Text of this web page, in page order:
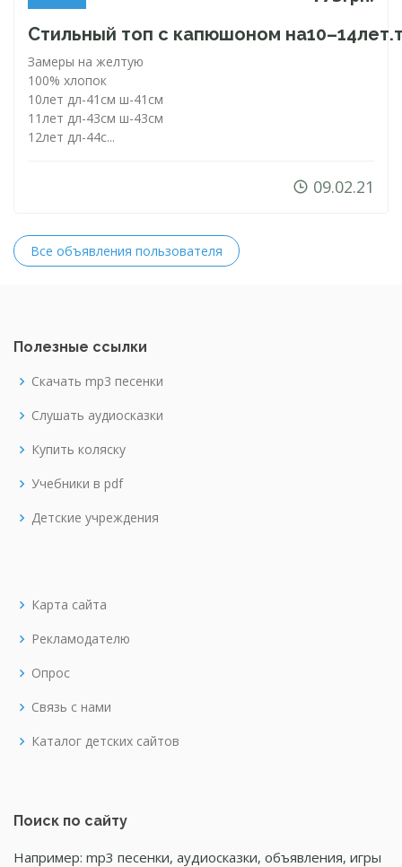
Стильный топ с капюшоном
Замеры на желтую
100% хлопок
10лет дл-41см ш-41см
11лет дл-43см ш-43см
12лет дл-44с...
09.02.21
Все объявления пользователя
Полезные ссылки
Скачать mp3 песенки
Слушать аудиосказки
Купить коляску
Учебники в pdf
Детские учреждения
Карта сайта
Рекламодателю
Опрос
Связь с нами
Каталог детских сайтов
Поиск по сайту
Например: mp3 песенки, аудиосказки, объявления, игры